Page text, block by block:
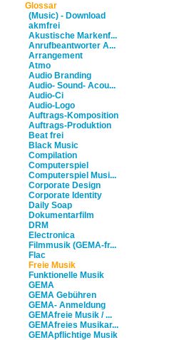
Glossar
(Music) - Download
akmfrei
Akustische Markenf...
Anrufbeantworter A...
Arrangement
Atmo
Audio Branding
Audio- Sound- Acou...
Audio-Ci
Audio-Logo
Auftrags-Komposition
Auftrags-Produktion
Beat frei
Black Music
Compilation
Computerspiel
Computerspiel Musi...
Corporate Design
Corporate Identity
Daily Soap
Dokumentarfilm
DRM
Electronica
Filmmusik (GEMA-fr...
Flac
Freie Musik
Funktionelle Musik
GEMA
GEMA Gebühren
GEMA- Anmeldung
GEMAfreie Musik / ...
GEMAfreies Musikar...
GEMApflichtige Musik